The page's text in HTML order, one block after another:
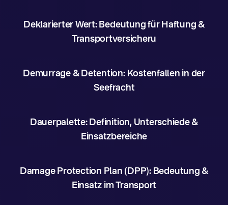
Deklarierter Wert: Bedeutung für Haftung &
Transportversicheru
Demurrage & Detention: Kostenfallen in der
Seefracht
Dauerpalette: Definition, Unterschiede &
Einsatzbereiche
Damage Protection Plan (DPP): Bedeutung &
Einsatz im Transport